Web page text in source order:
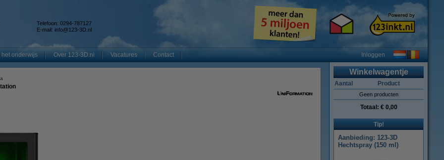
Telefoon: 0294-787127
E-mail: info@123-3D.nl
het onderwijs Over 123-3D.nl Vacatures Contact Inloggen
Winkelwagentje
Aantal Product
Geen producten
Totaal: € 0,00
Tip!
Aanbieding: 123-3D
Hechtspray (150 ml)